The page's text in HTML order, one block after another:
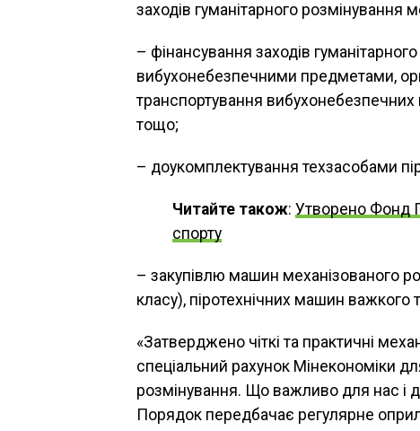
заходів гуманітарного
– фінансування заходів
вибухонебезпечними предметами,
транспортування
тощо;
– доукомплектування техзасобами
Читайте також: Утворено Фонд
спорту
– закупівлю машин механізованого
класу), піротехнічних машин
«Затверджено чіткі та практичні
спеціальний рахунок Мінекономіки
розмінування. Що важливо для нас і
Порядок передбачає регулярне